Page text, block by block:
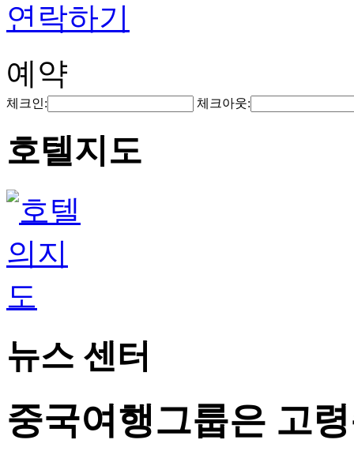
연락하기
예약
체크인: 체크아웃:
호텔지도
뉴스 센터
중국여행그룹은 고